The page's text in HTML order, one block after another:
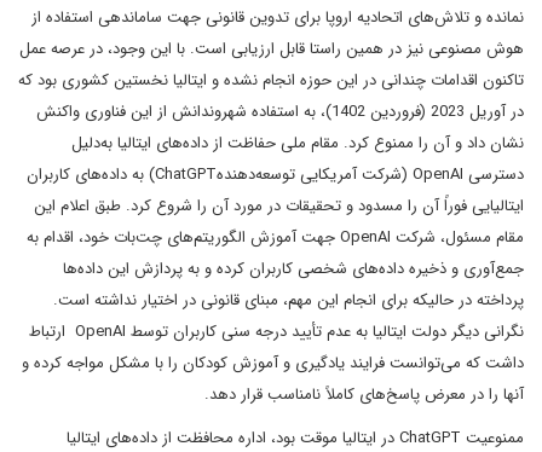
نمانده و تلاش‌های اتحادیه اروپا برای تدوین قانونی جهت ساماندهی استفاده از
هوش مصنوعی نیز در همین راستا قابل ارزیابی است. با این وجود، در عرصه عمل
تاکنون اقدامات چندانی در این حوزه انجام نشده و ایتالیا نخستین کشوری بود که
در آوریل 2023 (فروردین 1402)، به استفاده شهروندانش از این فناوری واکنش
نشان داد و آن را ممنوع کرد. مقام ملی حفاظت از داده‌های ایتالیا به‌دلیل
دسترسی OpenAI (شرکت آمریکایی توسعه‌دهندهChatGPT) به داده‌های کاربران
ایتالیایی فوراً آن را مسدود و تحقیقات در مورد آن را شروع کرد. طبق اعلام این
مقام مسئول، شرکت OpenAI جهت آموزش الگوریتم‌های چت‌بات خود، اقدام به
جمع‌آوری و ذخیره داده‌های شخصی کاربران کرده و به پردازش این داده‌ها
پرداخته در حالیکه برای انجام این مهم، مبنای قانونی در اختیار نداشته است.
نگرانی دیگر دولت ایتالیا به عدم تأیید درجه سنی کاربران توسط OpenAI ارتباط
داشت که می‌توانست فرایند یادگیری و آموزش کودکان را با مشکل مواجه کرده و
آنها را در معرض پاسخ‌های کاملاً نامناسب قرار دهد.
ممنوعیت ChatGPT در ایتالیا موقت بود، اداره محافظت از داده‌های ایتالیا